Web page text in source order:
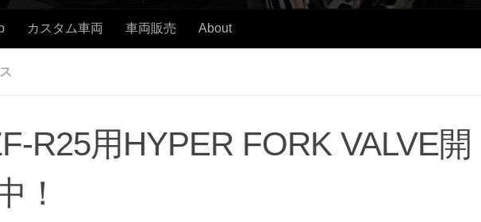
カスタム車両 車両販売 About
R25用HYPER FORK VALVE開
！